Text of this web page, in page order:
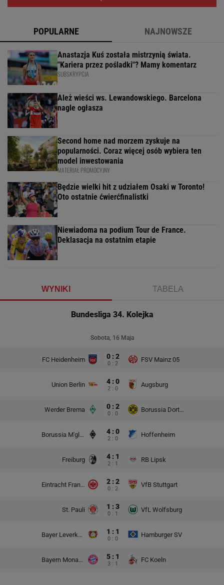
POPULARNE NAJNOWSZE
Anastazja Kuś została mistrzynią świata.
"Kariera przez pośladki"? Mamy komentarz
SUBSKRYPCJA
Ależ wieści ws. Lewandowskiego. Barcelona
nagle ogłasza
Second home nad morzem zyskuje na
popularności. Coraz więcej osób wybiera ten
model inwestowania
MATERIAŁ PROMOCYJNY
Będzie wielki hit z udziałem Osaki w Toronto!
Oto ostatnie ćwierćfinalistki
Niewiadoma na podium Tour de France.
Deklasacja na ostatnim etapie
WYNIKI TABELA
Bundesliga 34. Kolejka
Sobota, 16 Maja
FC Heidenheim 0 : 2
0 : 2
FSV Mainz 05
Union Berlin 4 : 0
2 : 0
Augsburg
Werder Brema 0 : 2
0 : 0
Borussia Dortmund
Borussia M'gladbach 4 : 0
2 : 0
Hoffenheim
Freiburg 4 : 1
2 : 1
RB Lipsk
Eintracht Frankfurt 2 : 2
0 : 2
VfB Stuttgart
St. Pauli 1 : 3
0 : 1
VfL Wolfsburg
Bayer Leverkusen 1 : 1
0 : 0
Hamburger SV
Bayern Monachium 5 : 1
3 : 1
FC Koeln